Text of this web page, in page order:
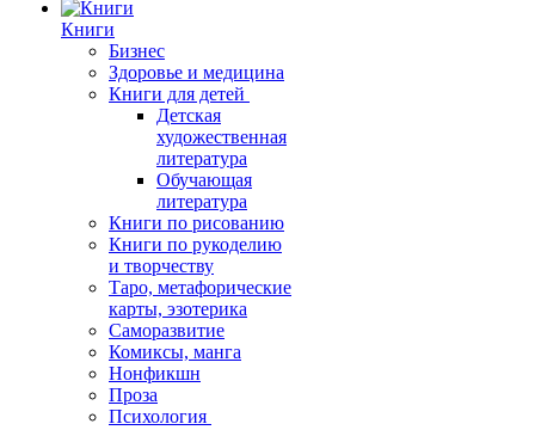
Книги
Бизнес
Здоровье и медицина
Книги для детей
Детская
художественная
литература
Обучающая
литература
Книги по рисованию
Книги по рукоделию
и творчеству
Таро, метафорические
карты, эзотерика
Саморазвитие
Комиксы, манга
Нонфикшн
Проза
Психология